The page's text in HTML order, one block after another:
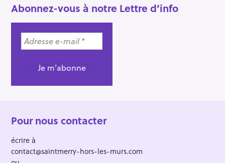
Abonnez-vous à notre Lettre d’info
Pour nous contacter
écrire à
contact@saintmerry-hors-les-murs.com